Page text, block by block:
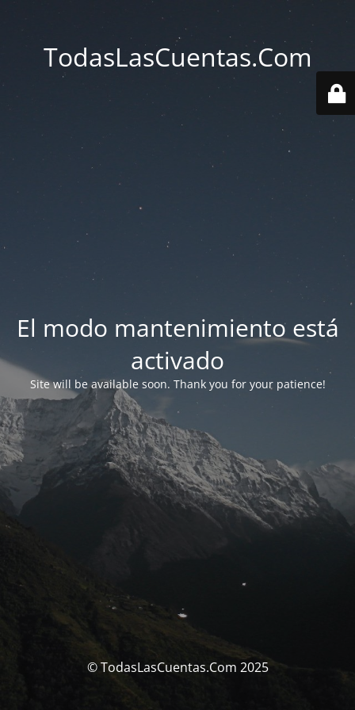
TodasLasCuentas.Com
El modo mantenimiento está
activado
Site will be available soon. Thank you for your patience!
© TodasLasCuentas.Com 2025